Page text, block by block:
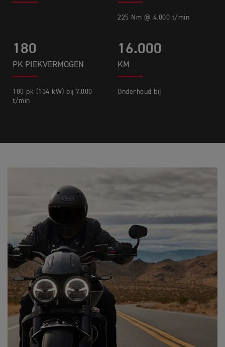
225 Nm @ 4.000 t/min​
180
PK PIEKVERMOGEN
180 pk (134 kW) bij 7.000
t/min
16.000
KM
Onderhoud bij